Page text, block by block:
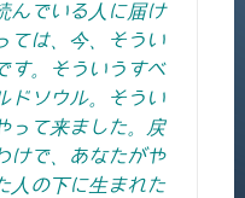
んでいる人に届け
ては、今、そうい
す。そういうすべ
ドソウル。そうい
って来ました。戻
けで、あなたがや
人の下に生まれた